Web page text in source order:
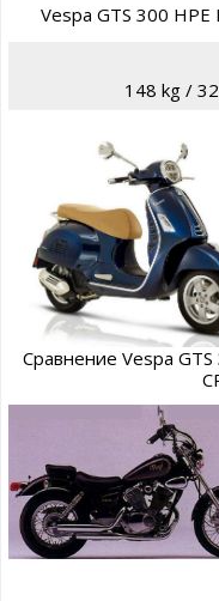
Vespa GTS 300 HPE
148 kg /
Сравнение Vespa